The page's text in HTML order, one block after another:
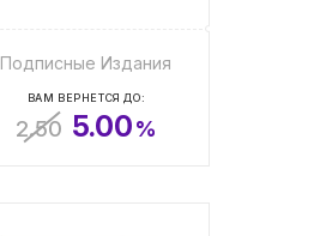
Подписные Издания
ВАМ ВЕРНЕТСЯ ДО:
2.50 5.00%